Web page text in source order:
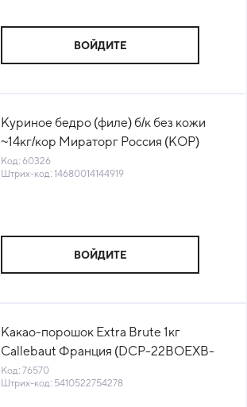
ВОЙДИТЕ
Куриное бедро (филе) б/к без кожи
~14кг/кор Мираторг Россия (КОР)
(КОД 60326) (-18°С)
Код: 60326
Штрих-код: 14680014144919
ВОЙДИТЕ
Какао-порошок Extra Brute 1кг
Callebaut Франция (DCP-22BOEXB-
RT-89B) (НМ) (КОД 76570) (+18°С)
Код: 76570
Штрих-код: 5410522754278